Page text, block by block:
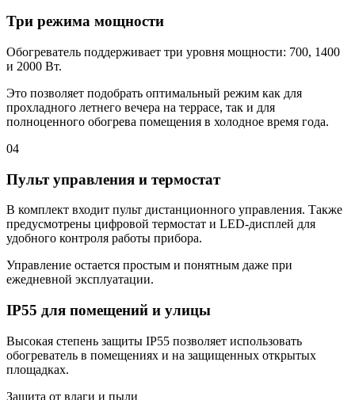
Три режима мощности
Обогреватель поддерживает три уровня мощности: 700, 1400
и 2000 Вт.
Это позволяет подобрать оптимальный режим как для
прохладного летнего вечера на террасе, так и для
полноценного обогрева помещения в холодное время года.
04
Пульт управления и термостат
В комплект входит пульт дистанционного управления. Также
предусмотрены цифровой термостат и LED-дисплей для
удобного контроля работы прибора.
Управление остается простым и понятным даже при
ежедневной эксплуатации.
IP55 для помещений и улицы
Высокая степень защиты IP55 позволяет использовать
обогреватель в помещениях и на защищенных открытых
площадках.
Защита от влаги и пыли